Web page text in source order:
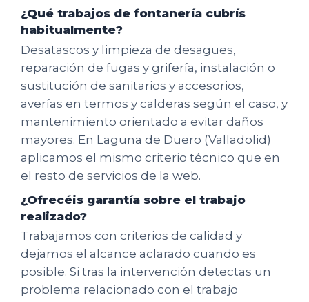
¿Qué trabajos de fontanería cubrís
habitualmente?
Desatascos y limpieza de desagües,
reparación de fugas y grifería, instalación o
sustitución de sanitarios y accesorios,
averías en termos y calderas según el caso, y
mantenimiento orientado a evitar daños
mayores. En Laguna de Duero (Valladolid)
aplicamos el mismo criterio técnico que en
el resto de servicios de la web.
¿Ofrecéis garantía sobre el trabajo
realizado?
Trabajamos con criterios de calidad y
dejamos el alcance aclarado cuando es
posible. Si tras la intervención detectas un
problema relacionado con el trabajo